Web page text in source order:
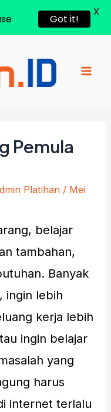
Pemula
Platihan / Mei
belajar
tambahan,
Banyak
ingin lebih
kerja lebih
ingin belajar
yang
harus
internet terlalu
Got it!
X